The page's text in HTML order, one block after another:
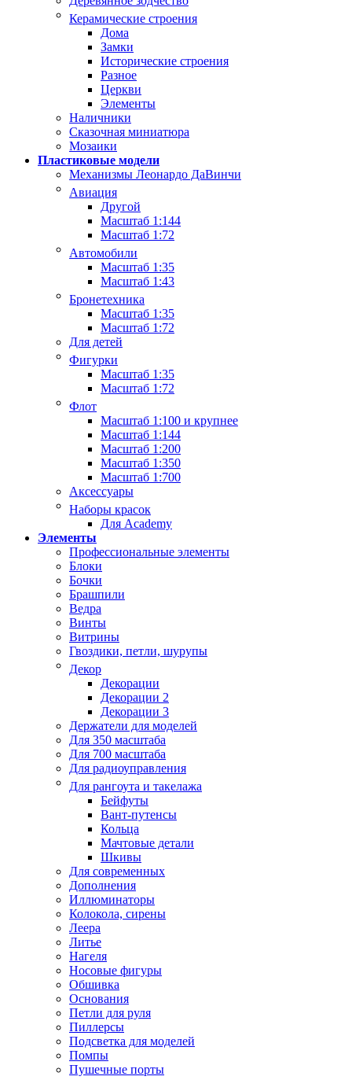
Керамические строения
Дома
Замки
Исторические строения
Разное
Церкви
Элементы
Наличники
Сказочная миниатюра
Мозаики
Пластиковые модели
Механизмы Леонардо ДаВинчи
Авиация
Другой
Масштаб 1:144
Масштаб 1:72
Автомобили
Масштаб 1:35
Масштаб 1:43
Бронетехника
Масштаб 1:35
Масштаб 1:72
Для детей
Фигурки
Масштаб 1:35
Масштаб 1:72
Флот
Масштаб 1:100 и крупнее
Масштаб 1:144
Масштаб 1:200
Масштаб 1:350
Масштаб 1:700
Аксессуары
Наборы красок
Для Academy
Элементы
Профессиональные элементы
Блоки
Бочки
Брашпили
Ведра
Винты
Витрины
Гвоздики, петли, шурупы
Декор
Декорации
Декорации 2
Декорации 3
Держатели для моделей
Для 350 масштаба
Для 700 масштаба
Для радиоуправления
Для рангоута и такелажа
Бейфуты
Вант-путенсы
Кольца
Мачтовые детали
Шкивы
Для современных
Дополнения
Иллюминаторы
Колокола, сирены
Леера
Литье
Нагеля
Носовые фигуры
Обшивка
Основания
Петли для руля
Пиллерсы
Подсветка для моделей
Помпы
Пушечные порты